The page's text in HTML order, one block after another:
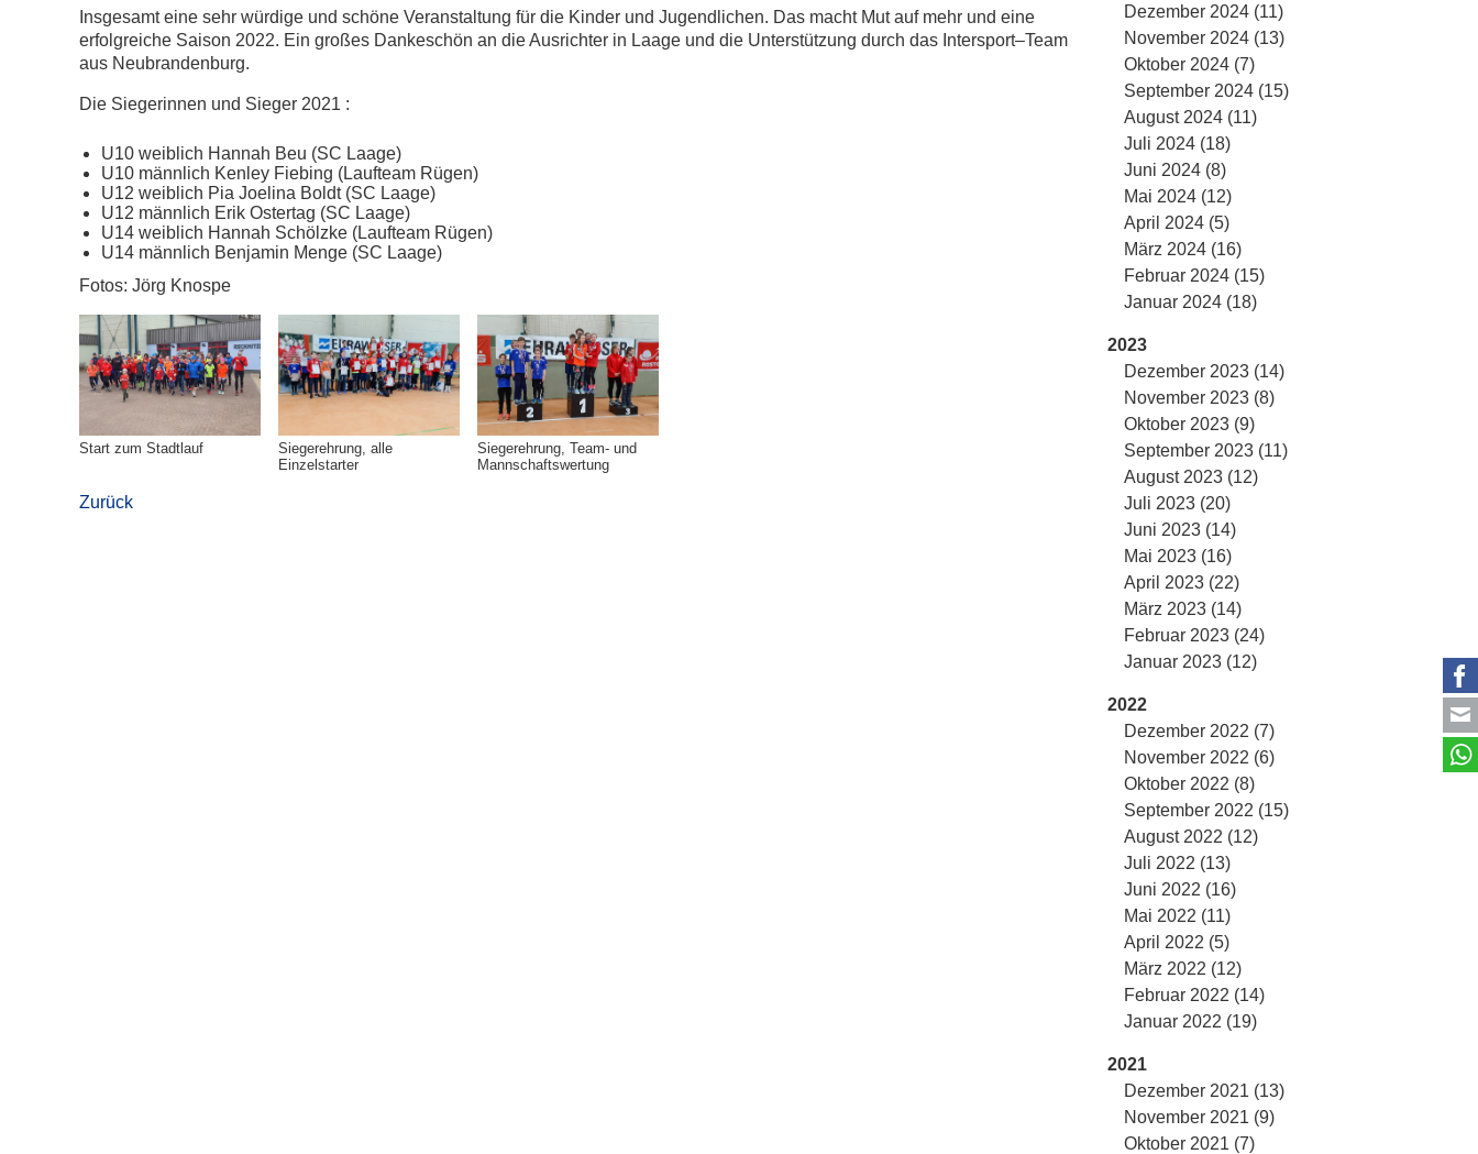
Insgesamt eine sehr würdige und schöne Veranstaltung für die Kinder und Jugendlichen. Das macht Mut auf mehr und eine
erfolgreiche Saison 2022. Ein großes Dankeschön an die Ausrichter in Laage und die Unterstützung durch das Intersport–Team
aus Neubrandenburg.
Die Siegerinnen und Sieger 2021 :
U10 weiblich Hannah Beu (SC Laage)
U10 männlich Kenley Fiebing (Laufteam Rügen)
U12 weiblich Pia Joelina Boldt (SC Laage)
U12 männlich Erik Ostertag (SC Laage)
U14 weiblich Hannah Schölzke (Laufteam Rügen)
U14 männlich Benjamin Menge (SC Laage)
Fotos: Jörg Knospe
Start zum Stadtlauf
Siegerehrung, alle
Einzelstarter
Siegerehrung, Team- und
Mannschaftswertung
Zurück
Dezember 2024 (11)
November 2024 (13)
Oktober 2024 (7)
September 2024 (15)
August 2024 (11)
Juli 2024 (18)
Juni 2024 (8)
Mai 2024 (12)
April 2024 (5)
März 2024 (16)
Februar 2024 (15)
Januar 2024 (18)
2023
Dezember 2023 (14)
November 2023 (8)
Oktober 2023 (9)
September 2023 (11)
August 2023 (12)
Juli 2023 (20)
Juni 2023 (14)
Mai 2023 (16)
April 2023 (22)
März 2023 (14)
Februar 2023 (24)
Januar 2023 (12)
2022
Dezember 2022 (7)
November 2022 (6)
Oktober 2022 (8)
September 2022 (15)
August 2022 (12)
Juli 2022 (13)
Juni 2022 (16)
Mai 2022 (11)
April 2022 (5)
März 2022 (12)
Februar 2022 (14)
Januar 2022 (19)
2021
Dezember 2021 (13)
November 2021 (9)
Oktober 2021 (7)